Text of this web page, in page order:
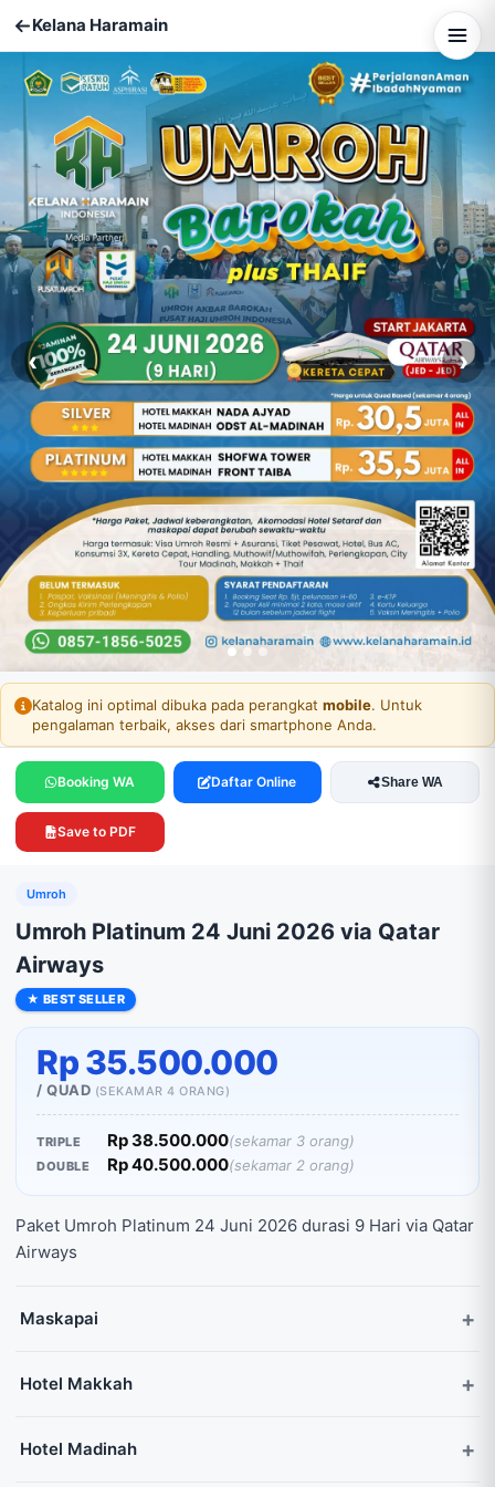
Kelana Haramain
Katalog ini optimal dibuka pada perangkat mobile. Untuk
pengalaman terbaik, akses dari smartphone Anda.
Booking WA Daftar Online Share WA
Save to PDF
Umroh
Umroh Platinum 24 Juni 2026 via Qatar
Airways
★ BEST SELLER
Rp 35.500.000
/ QUAD (SEKAMAR 4 ORANG)
TRIPLE Rp 38.500.000(sekamar 3 orang)
DOUBLE Rp 40.500.000(sekamar 2 orang)
Paket Umroh Platinum 24 Juni 2026 durasi 9 Hari via Qatar
Airways
Maskapai
Hotel Makkah
Hotel Madinah